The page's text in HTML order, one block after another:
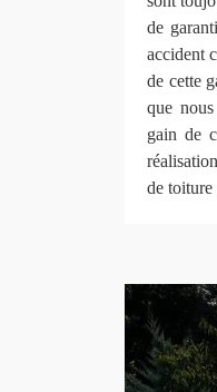
de
accident
de cette
que
gain de
de toiture